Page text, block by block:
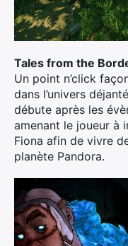
Tales from the
Un point n’click
dans l’univers
débute après les
amenant le joueur à
Fiona afin de vivre
planète Pandora.